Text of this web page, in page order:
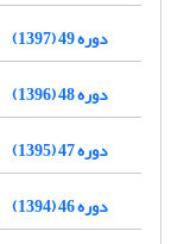
دوره 49 (1397)
دوره 48 (1396)
دوره 47 (1395)
دوره 46 (1394)